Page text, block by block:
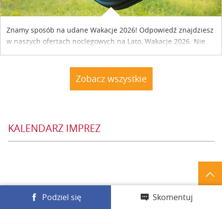
Znamy sposób na udane Wakacje 2026! Odpowiedź znajdziesz
w naszych ofertach noclegowych na Lato, Wakacje 2026. Nie
zwlekaj atrakcyjne noclegi czekają...
Zobacz wszystkie
KALENDARZ IMPREZ
Podziel się Skomentuj